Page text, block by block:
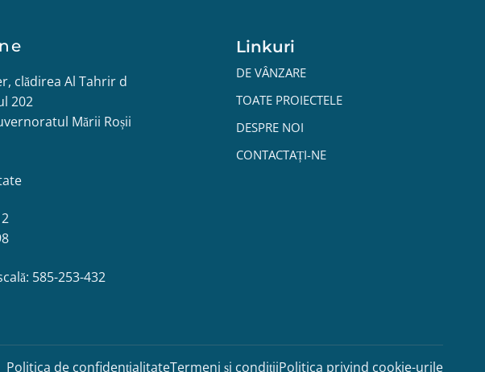
clădirea Al Tahrir d
202
Mării Roșii
585-253-432
Linkuri
DE VÂNZARE
TOATE PROIECTELE
DESPRE NOI
CONTACTAȚI-NE
Politica de confidențialitateTermeni și condițiiPolitica privind cookie-urile